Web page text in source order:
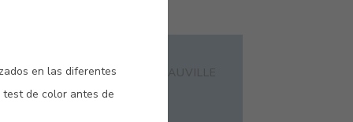
AZUL DEAUVILLE
en las diferentes
test de color antes de